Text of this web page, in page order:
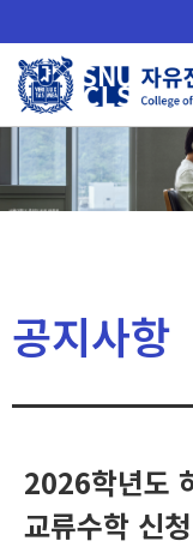
로
메
공지사항
2026학년도
교류수학 신